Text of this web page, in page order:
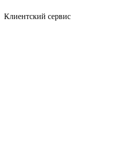
Клиентский сервис